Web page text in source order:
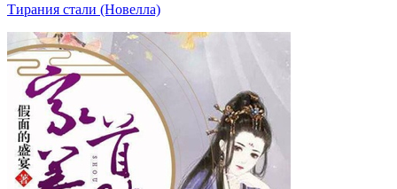
Тирания стали (Новелла)